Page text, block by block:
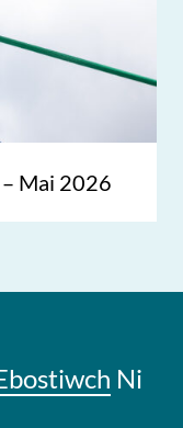
Mai 2026
Ni